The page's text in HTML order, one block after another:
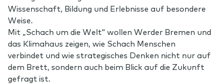
Wissenschaft, Bildung und Erlebnisse auf besondere
Weise.
Mit „Schach um die Welt“ wollen Werder Bremen und
das Klimahaus zeigen, wie Schach Menschen
verbindet und wie strategisches Denken nicht nur auf
dem Brett, sondern auch beim Blick auf die Zukunft
gefragt ist.